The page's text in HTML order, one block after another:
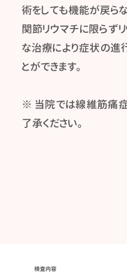
術をしても機能が戻ら
関節リウマチに限らず
な治療により症状の進
とができます。
※ 当院では線維筋痛
了承ください。
検査内容